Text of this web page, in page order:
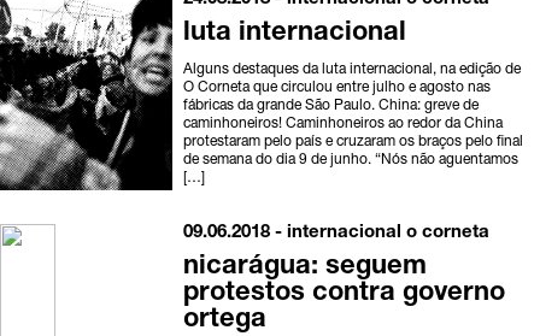
luta internacional
Alguns destaques da luta internacional, na edição de
O Corneta que circulou entre julho e agosto nas
fábricas da grande São Paulo. China: greve de
caminhoneiros! Caminhoneiros ao redor da China
protestaram pelo país e cruzaram os braços pelo final
de semana do dia 9 de junho. “Nós não aguentamos
[…]
09.06.2018 -internacional o corneta
nicarágua: seguem
protestos contra governo
ortega